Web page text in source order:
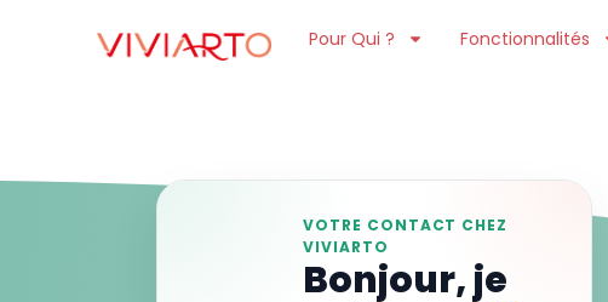
Pour Qui ? Fonctionnalités
VOTRE CONTACT CHEZ
VIVIARTO
Bonjour, je